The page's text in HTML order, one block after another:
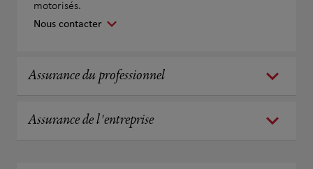
motorisés.
Nous contacter
Assurance du professionnel
Assurance de l'entreprise